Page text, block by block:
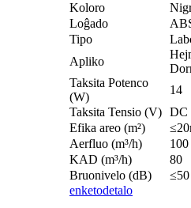
Koloro
Loĝado
Tipo
Apliko
Taksita Potenco
(W)
14
Taksita Tensio (V) DC
Efika areo (m²)
Aerfluo (m³/h)
100
KAD (m³/h)
80
Bruonivelo (dB)
≤50
enketodetalo